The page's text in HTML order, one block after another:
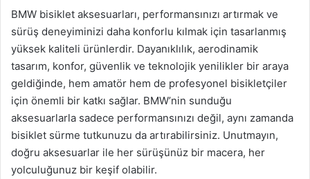
BMW bisiklet aksesuarları, performansınızı artırmak ve
sürüş deneyiminizi daha konforlu kılmak için tasarlanmış
yüksek kaliteli ürünlerdir. Dayanıklılık, aerodinamik
tasarım, konfor, güvenlik ve teknolojik yenilikler bir araya
geldiğinde, hem amatör hem de profesyonel bisikletçiler
için önemli bir katkı sağlar. BMW’nin sunduğu
aksesuarlarla sadece performansınızı değil, aynı zamanda
bisiklet sürme tutkunuzu da artırabilirsiniz. Unutmayın,
doğru aksesuarlar ile her sürüşünüz bir macera, her
yolculuğunuz bir keşif olabilir.